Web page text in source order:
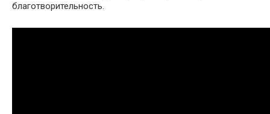
благотворительность.